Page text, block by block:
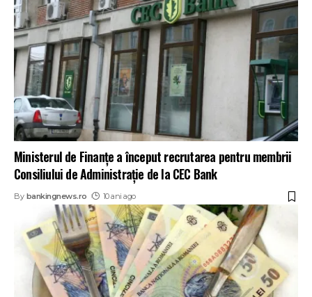
Ministerul de Finanţe a început recrutarea pentru membrii
Consiliului de Administraţie de la CEC Bank
By bankingnews.ro 10 ani ago